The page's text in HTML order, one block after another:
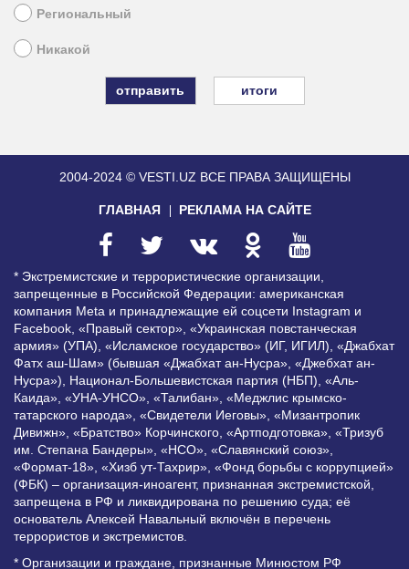
Региональный
Никакой
итоги
2004-2024 © VESTI.UZ ВСЕ ПРАВА ЗАЩИЩЕНЫ
ГЛАВНАЯ РЕКЛАМА НА САЙТЕ
* Экстремистские и террористические организации,
запрещенные в Российской Федерации: американская
компания Meta и принадлежащие ей соцсети Instagram и
Facebook, «Правый сектор», «Украинская повстанческая
армия» (УПА), «Исламское государство» (ИГ, ИГИЛ), «Джабхат
Фатх аш-Шам» (бывшая «Джабхат ан-Нусра», «Джебхат ан-
Нусра»), Национал-Большевистская партия (НБП), «Аль-
Каида», «УНА-УНСО», «Талибан», «Меджлис крымско-
татарского народа», «Свидетели Иеговы», «Мизантропик
Дивижн», «Братство» Корчинского, «Артподготовка», «Тризуб
им. Степана Бандеры», «НСО», «Славянский союз»,
«Формат-18», «Хизб ут-Тахрир», «Фонд борьбы с коррупцией»
(ФБК) – организация-иноагент, признанная экстремистской,
запрещена в РФ и ликвидирована по решению суда; её
основатель Алексей Навальный включён в перечень
террористов и экстремистов.
* Организации и граждане, признанные Минюстом РФ